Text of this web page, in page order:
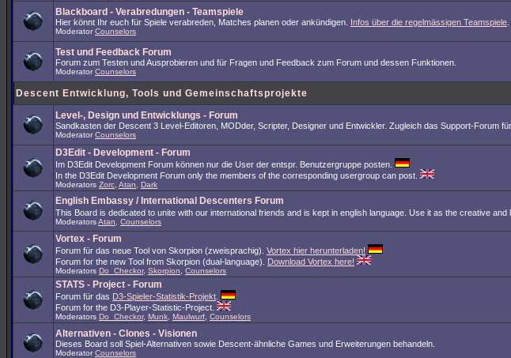
Blackboard - Verabredungen - Teamspiele
Hier könnt Ihr euch für Spiele verabreden, Matches planen oder ankündigen. Infos über die regelmässigen Teamspiele
Moderator Counselors
Test und Feedback Forum
Forum zum Testen und Ausprobieren und für Fragen und Feedback zum Forum und dessen Funktionen.
Moderator Counselors
Descent Entwicklung, Tools und Gemeinschaftsprojekte
Level-, Design und Entwicklungs - Forum
Sandkasten der Descent 3 Level-Editoren, MODder, Scripter, Designer und Entwickler. Zugleich das Support-Forum für
Moderator Counselors
D3Edit - Development - Forum
Im D3Edit Development Forum können nur die User der entspr. Benutzergruppe posten.
In the D3Edit Development Forum only the members of the corresponding usergroup can post.
Moderators Zorc Atan Dark
English Embassy / International Descenters Forum
This Board is dedicated to unite with our international friends and is kept in english language. Use it as the creative
ModeratorsAtan Counselors
Vortex - Forum
Forum für das neue Tool von Skorpion (zweisprachig). Vortex hier herunterladen!
Forum for the new Tool from Skorpion (dual-language). Download Vortex here!
Moderators Do_Checkor, Skorpion Counselors
STATS - Project - Forum
Forum für das D3-Spieler-Statistik-Projekt
Forum for the D3-Player-Statistic-Project.
Moderators Do_Checkor, Munk Maulwurf Counselors
Alternativen - Clones - Visionen
Dieses Board soll Spiel-Alternativen sowie Descent-ähnliche Games und Erweiterungen behandeln.
Moderator Counselors